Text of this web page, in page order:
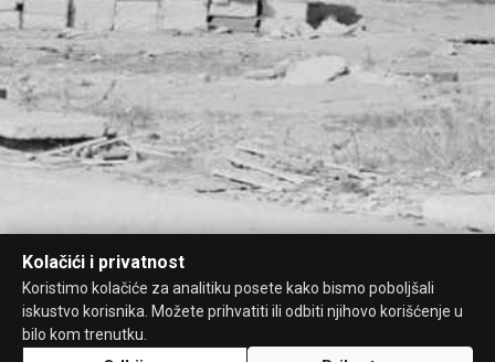
Kolačići i privatnost
Koristimo kolačiće za analitiku posete kako bismo poboljšali
iskustvo korisnika. Možete prihvatiti ili odbiti njihovo korišćenje u
bilo kom trenutku.